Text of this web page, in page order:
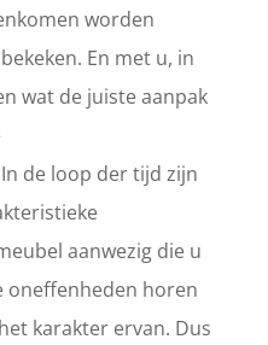
worden
En met u, in
wat de juiste aanpak
de loop der tijd zijn
aanwezig die u
oneffenheden horen
karakter ervan. Dus